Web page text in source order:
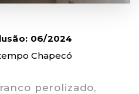
06/2024
Chapecó
perolizado,